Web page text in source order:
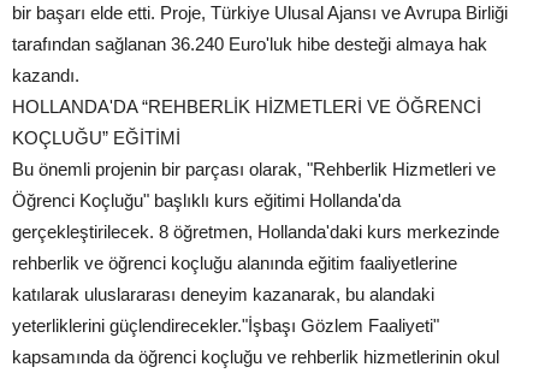
bir başarı elde etti. Proje, Türkiye Ulusal Ajansı ve Avrupa Birliği
tarafından sağlanan 36.240 Euro'luk hibe desteği almaya hak
kazandı.
HOLLANDA'DA “REHBERLİK HİZMETLERİ VE ÖĞRENCİ
KOÇLUĞU” EĞİTİMİ
Bu önemli projenin bir parçası olarak, "Rehberlik Hizmetleri ve
Öğrenci Koçluğu" başlıklı kurs eğitimi Hollanda'da
gerçekleştirilecek. 8 öğretmen, Hollanda'daki kurs merkezinde
rehberlik ve öğrenci koçluğu alanında eğitim faaliyetlerine
katılarak uluslararası deneyim kazanarak, bu alandaki
yeterliklerini güçlendirecekler."İşbaşı Gözlem Faaliyeti"
kapsamında da öğrenci koçluğu ve rehberlik hizmetlerinin okul